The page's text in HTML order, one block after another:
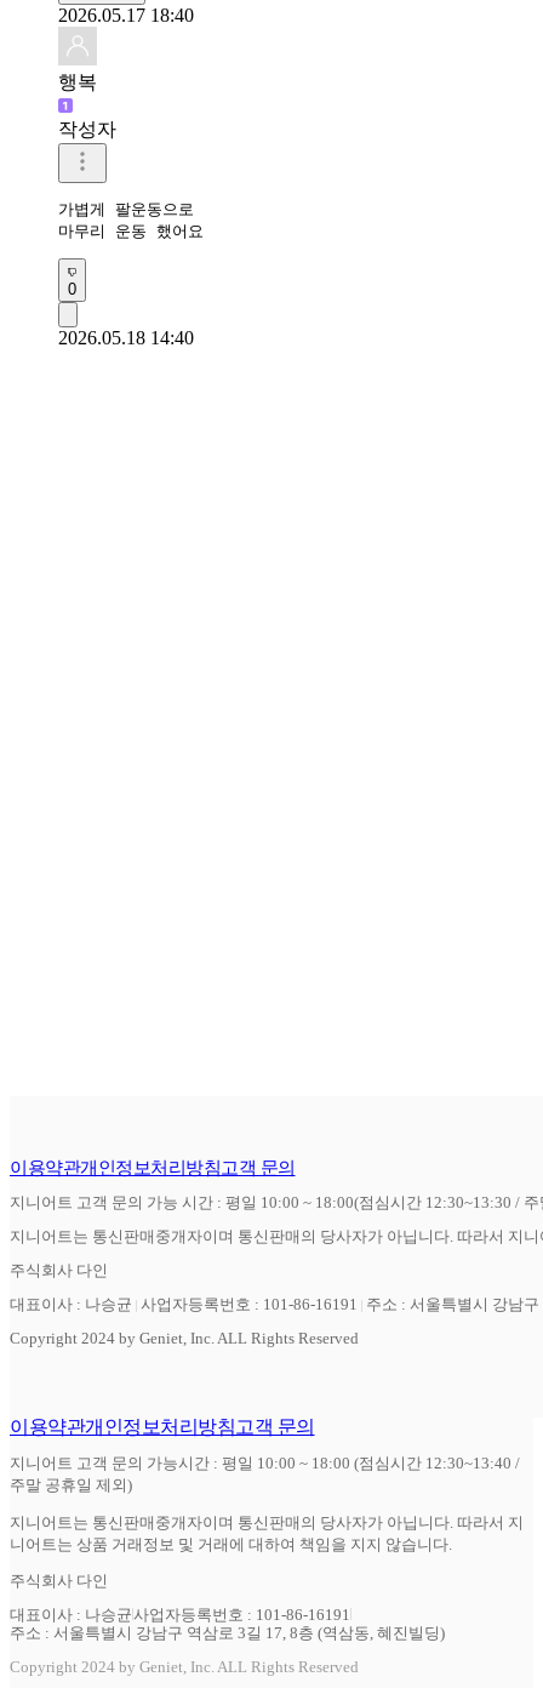
2026.05.17 18:40
행복
작성자
가볍게 팔운동으로
마무리 운동 했어요
0
2026.05.18 14:40
이용약관개인정보처리방침고객 문의
지니어트 고객 문의 가능 시간 : 평일 10:00 ~ 18:00(점심시간 12:30~13:30 /
지니어트는 통신판매중개자이며 통신판매의 당사자가 아닙니다. 따라서 지
주식회사 다인
대표이사 : 나승균 사업자등록번호 : 101-86-16191
주소 : 서울특별시 강남
Copyright 2024 by Geniet, Inc. ALL Rights Reserved
이용약관개인정보처리방침고객 문의
지니어트 고객 문의 가능시간 : 평일 10:00 ~ 18:00 (점심시간 12:30~13:40 /
주말 공휴일 제외)
지니어트는 통신판매중개자이며 통신판매의 당사자가 아닙니다. 따라서 지
니어트는 상품 거래정보 및 거래에 대하여 책임을 지지 않습니다.
주식회사 다인
대표이사 : 나승균사업자등록번호 : 101-86-16191
주소 : 서울특별시 강남구 역삼로 3길 17, 8층 (역삼동, 혜진빌딩)
Copyright 2024 by Geniet, Inc. ALL Rights Reserved